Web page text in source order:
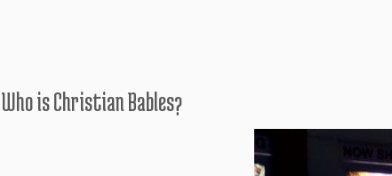
Who is Christian Bables?